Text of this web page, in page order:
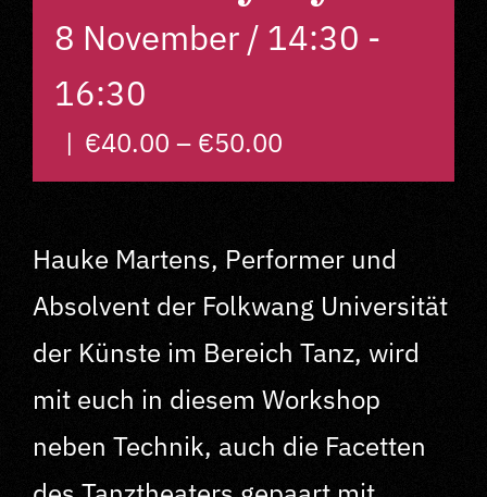
Über uns
Datenschutz
AGB
Kontakt
8 November / 14:30 -
16:30
| €40.00 – €50.00
Hauke Martens, Performer und
Absolvent der Folkwang Universität
der Künste im Bereich Tanz, wird
mit euch in diesem Workshop
neben Technik, auch die Facetten